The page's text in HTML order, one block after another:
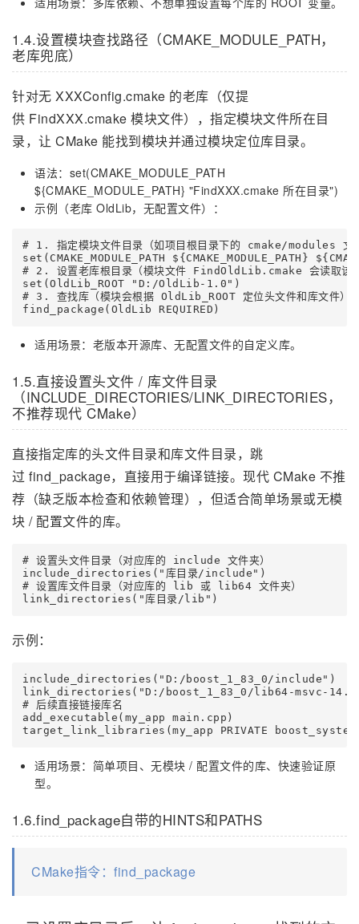
1.4.设置模块查找路径（CMAKE_MODULE_PATH，
老库兜底）
针对无 XXXConfig.cmake 的老库（仅提
供 FindXXX.cmake 模块文件），指定模块文件所在目
录，让 CMake 能找到模块并通过模块定位库目录。
语法：set(CMAKE_MODULE_PATH
${CMAKE_MODULE_PATH} "FindXXX.cmake 所在目录")
示例（老库 OldLib，无配置文件）：
# 1. 指定模块文件目录（如项目根目录下的 cmake/modules 文
set(CMAKE_MODULE_PATH ${CMAKE_MODULE_PATH}
# 2. 设置老库根目录（模块文件 FindOldLib.cmake 会读取该
set(OldLib_ROOT "D:/OldLib-1.0")
# 3. 查找库（模块会根据 OldLib_ROOT 定位头文件和库文件）
find_package(OldLib REQUIRED)
适用场景：老版本开源库、无配置文件的自定义库。
1.5.直接设置头文件 / 库文件目录
（INCLUDE_DIRECTORIES/LINK_DIRECTORIES，
不推荐现代 CMake）
直接指定库的头文件目录和库文件目录，跳
过 find_package，直接用于编译链接。现代 CMake 不推
荐（缺乏版本检查和依赖管理），但适合简单场景或无模
块 / 配置文件的库。
# 设置头文件目录（对应库的 include 文件夹）
include_directories("库目录/include")
# 设置库文件目录（对应库的 lib 或 lib64 文件夹）
link_directories("库目录/lib")
示例：
include_directories("D:/boost_1_83_0/include")
link_directories("D:/boost_1_83_0/lib64-msvc-14.3")
# 后续直接链接库名
add_executable(my_app main.cpp)
target_link_libraries(my_app PRIVATE
适用场景：简单项目、无模块 / 配置文件的库、快速验证原
型。
1.6.find_package自带的HINTS和PATHS
CMake指令：find_package